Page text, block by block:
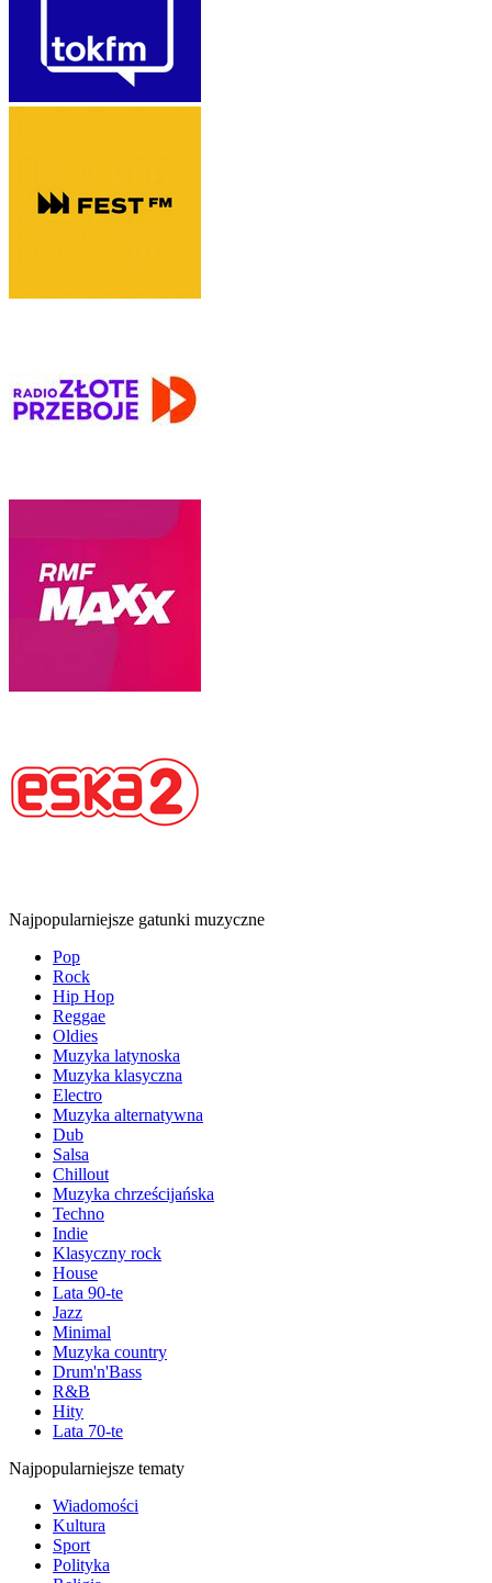
Najpopularniejsze gatunki muzyczne
Pop
Rock
Hip Hop
Reggae
Oldies
Muzyka latynoska
Muzyka klasyczna
Electro
Muzyka alternatywna
Dub
Salsa
Chillout
Muzyka chrześcijańska
Techno
Indie
Klasyczny rock
House
Lata 90-te
Jazz
Minimal
Muzyka country
Drum'n'Bass
R&B
Hity
Lata 70-te
Najpopularniejsze tematy
Wiadomości
Kultura
Sport
Polityka